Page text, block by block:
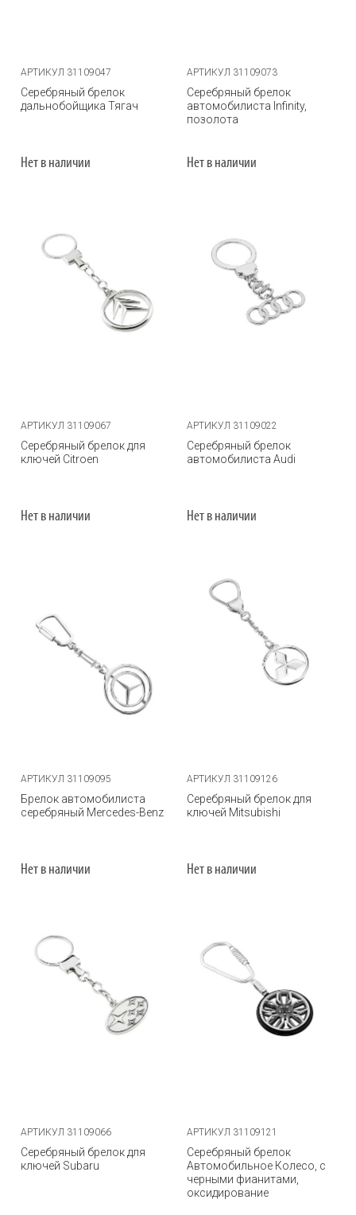
АРТИКУЛ 31109047
Серебряный брелок
дальнобойщика Тягач
Нет в наличии
АРТИКУЛ 31109073
Серебряный брелок
автомобилиста Infinity,
позолота
Нет в наличии
АРТИКУЛ 31109067
Серебряный брелок для
ключей Citroen
Нет в наличии
АРТИКУЛ 31109022
Серебряный брелок
автомобилиста Audi
Нет в наличии
АРТИКУЛ 31109095
Брелок автомобилиста
серебряный Mercedes-Benz
Нет в наличии
АРТИКУЛ 31109126
Серебряный брелок для
ключей Mitsubishi
Нет в наличии
АРТИКУЛ 31109066
Серебряный брелок для
ключей Subaru
АРТИКУЛ 31109121
Серебряный брелок
Автомобильное Колесо, с
черными фианитами,
оксидирование